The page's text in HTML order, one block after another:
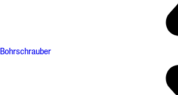
Bohrschrauber